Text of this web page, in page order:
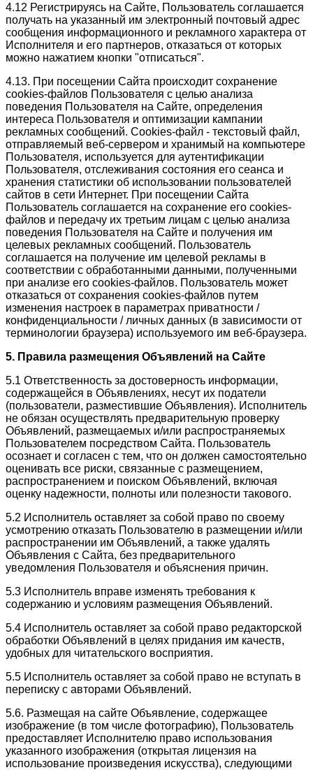
4.12 Регистрируясь на Сайте, Пользователь соглашается
получать на указанный им электронный почтовый адрес
сообщения информационного и рекламного характера от
Исполнителя и его партнеров, отказаться от которых
можно нажатием кнопки "отписаться".
4.13. При посещении Сайта происходит сохранение
cookies-файлов Пользователя с целью анализа
поведения Пользователя на Сайте, определения
интереса Пользователя и оптимизации кампании
рекламных сообщений. Cookies-файл - текстовый файл,
отправляемый веб-сервером и хранимый на компьютере
Пользователя, используется для аутентификации
Пользователя, отслеживания состояния его сеанса и
хранения статистики об использовании пользователей
сайтов в сети Интернет. При посещении Сайта
Пользователь соглашается на сохранение его cookies-
файлов и передачу их третьим лицам с целью анализа
поведения Пользователя на Сайте и получения им
целевых рекламных сообщений. Пользователь
соглашается на получение им целевой рекламы в
соответствии с обработанными данными, полученными
при анализе его cookies-файлов. Пользователь может
отказаться от сохранения cookies-файлов путем
изменения настроек в параметрах приватности /
конфиденциальности / личных данных (в зависимости от
терминологии браузера) используемого им веб-браузера.
5. Правила размещения Объявлений на Сайте
5.1 Ответственность за достоверность информации,
содержащейся в Объявлениях, несут их податели
(пользователи, разместившие Объявления). Исполнитель
не обязан осуществлять предварительную проверку
Объявлений, размещаемых и/или распространяемых
Пользователем посредством Сайта. Пользователь
осознает и согласен с тем, что он должен самостоятельно
оценивать все риски, связанные с размещением,
распространением и поиском Объявлений, включая
оценку надежности, полноты или полезности такового.
5.2 Исполнитель оставляет за собой право по своему
усмотрению отказать Пользователю в размещении и/или
распространении им Объявлений, а также удалять
Объявления с Сайта, без предварительного
уведомления Пользователя и объяснения причин.
5.3 Исполнитель вправе изменять требования к
содержанию и условиям размещения Объявлений.
5.4 Исполнитель оставляет за собой право редакторской
обработки Объявлений в целях придания им качеств,
удобных для читательского восприятия.
5.5 Исполнитель оставляет за собой право не вступать в
переписку с авторами Объявлений.
5.6. Размещая на сайте Объявление, содержащее
изображение (в том числе фотографию), Пользователь
предоставляет Исполнителю право использования
указанного изображения (открытая лицензия на
использование произведения искусства), следующими